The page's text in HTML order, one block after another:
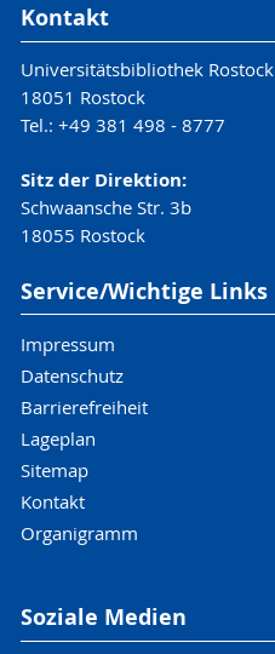
Kontakt
Universitätsbibliothek Rostock
18051 Rostock
Tel.: +49 381 498 - 8777
Sitz der Direktion:
Schwaansche Str. 3b
18055 Rostock
Service/Wichtige Links
Impressum
Datenschutz
Barrierefreiheit
Lageplan
Sitemap
Kontakt
Organigramm
Soziale Medien